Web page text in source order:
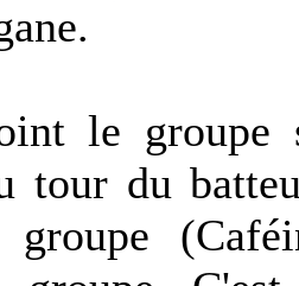
le groupe
tour du